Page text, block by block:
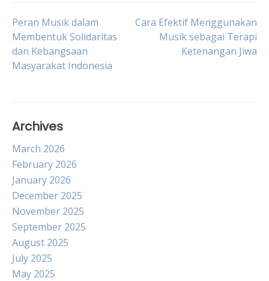
Post
navigation
Peran Musik dalam
Membentuk Solidaritas
dan Kebangsaan
Masyarakat Indonesia
Cara Efektif Menggunakan
Musik sebagai Terapi
Ketenangan Jiwa
Archives
March 2026
February 2026
January 2026
December 2025
November 2025
September 2025
August 2025
July 2025
May 2025